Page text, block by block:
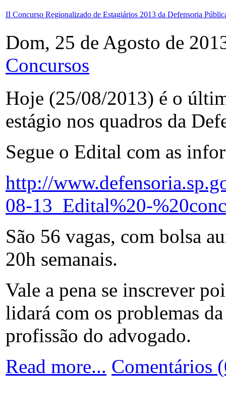
II Concurso Regionalizado de Estagiários 2013 da Defensoria
Dom, 25 de Agosto de
Concursos
Hoje (25/08/2013) é o
estágio nos quadros da
Segue o Edital com as
http://
08-13_Edital%20-
São 56 vagas, com bolsa
20h semanais.
Vale a pena se inscrever
lidará com os problemas
profissão do advogado.
Read more... Comentários